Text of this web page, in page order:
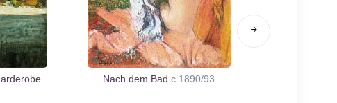
Nach dem Bad c.1890/93